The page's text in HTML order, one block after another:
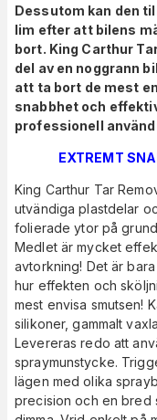
Dessutom kan den
lim efter att bilens
bort. King Carthur
del av en noggrann
att ta bort de mest
snabbhet och
professionell
EXTREMT
King Carthur Tar
utvändiga plastdelar
folierade ytor på
Medlet är mycket
avtorkning! Det är
hur effekten och
mest envisa smutsen!
silikoner, gammalt
Levereras redo att
spraymunstycke.
lägen med olika
precision och en bred